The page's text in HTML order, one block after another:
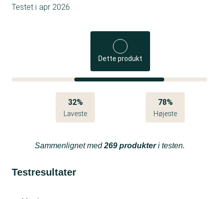
Testet i apr 2026
Dette produkt
32%
Laveste
78%
Højeste
Sammenlignet med269 produkteri testen.
Testresultater